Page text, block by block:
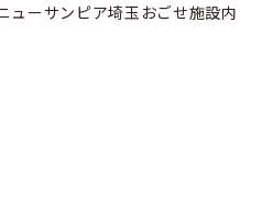
ーサンピア埼玉おごせ施設内